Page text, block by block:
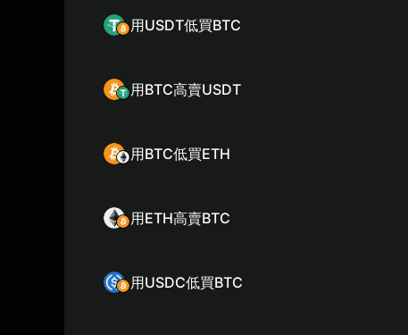
用USDT低買BTC
用BTC高賣USDT
用BTC低買ETH
用ETH高賣BTC
用USDC低買BTC